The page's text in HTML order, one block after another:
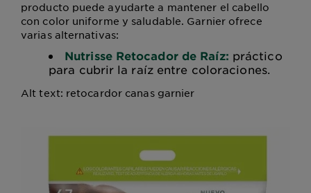
producto puede ayudarte a mantener el cabello
con color uniforme y saludable. Garnier ofrece
varias alternativas:
Nutrisse Retocador de Raíz: práctico
para cubrir la raíz entre coloraciones.
Alt text: retocardor canas garnier